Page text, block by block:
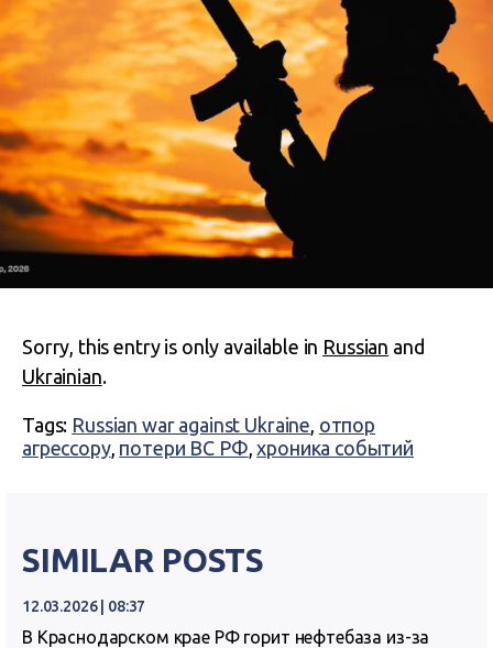
Sorry, this entry is only available in Russian and
Ukrainian.
Tags: Russian war against Ukraine, отпор
агрессору, потери ВС РФ,хроника событий
SIMILAR POSTS
12.03.2026 | 08:37
В Краснодарском крае РФ горит нефтебаза из-за